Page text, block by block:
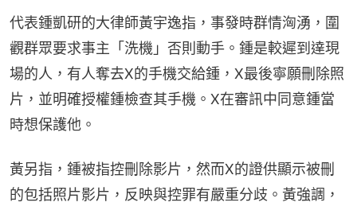
代表鍾凱研的大律師黃宇逸指，事發時群情洶湧，圍
觀群眾要求事主「洗機」否則動手。鍾是較遲到達現
場的人，有人奪去X的手機交給鍾，X最後寧願刪除照
片，並明確授權鍾檢查其手機。X在審訊中同意鍾當
時想保護他。
黃另指，鍾被指控刪除影片，然而X的證供顯示被刪
的包括照片影片，反映與控罪有嚴重分歧。黃強調，